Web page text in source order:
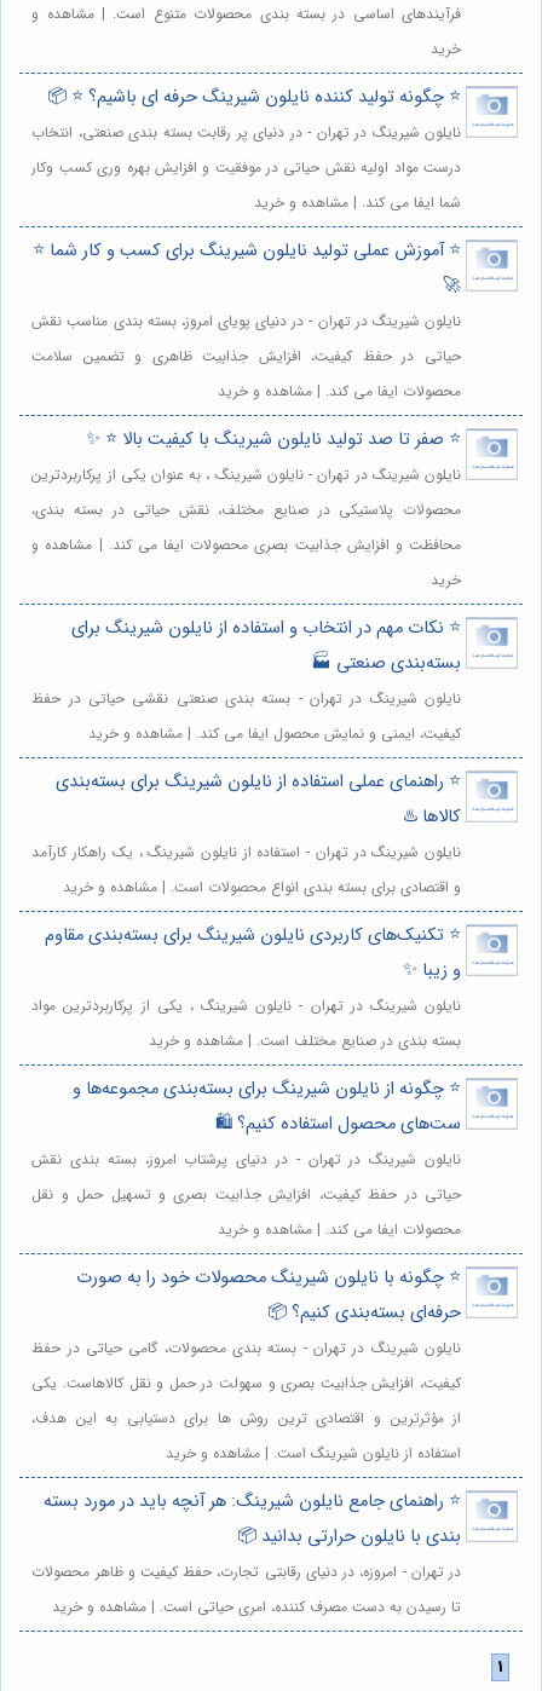
فرآیندهای اساسی در بسته بندی محصولات متنوع است. | مشاهده و
خرید
⭐️ چگونه تولید کننده نایلون شیرینگ حرفه ای باشیم؟ ⭐️ 📦
نایلون شیرینگ در تهران - در دنیای پر رقابت بسته بندی صنعتی، انتخاب
درست مواد اولیه نقش حیاتی در موفقیت و افزایش بهره وری کسب وکار
شما ایفا می کند. | مشاهده و خرید
⭐️ آموزش عملی تولید نایلون شیرینگ برای کسب و کار شما ⭐️
🚀
نایلون شیرینگ در تهران - در دنیای پویای امروز، بسته بندی مناسب نقش
حیاتی در حفظ کیفیت، افزایش جذابیت ظاهری و تضمین سلامت
محصولات ایفا می کند. | مشاهده و خرید
⭐️ صفر تا صد تولید نایلون شیرینگ با کیفیت بالا ⭐️ ✨
نایلون شیرینگ در تهران - نایلون شیرینگ ، به عنوان یکی از پرکاربردترین
محصولات پلاستیکی در صنایع مختلف، نقش حیاتی در بسته بندی،
محافظت و افزایش جذابیت بصری محصولات ایفا می کند. | مشاهده و
خرید
⭐️ نکات مهم در انتخاب و استفاده از نایلون شیرینگ برای
بسته‌بندی صنعتی 🏭
نایلون شیرینگ در تهران - بسته بندی صنعتی نقشی حیاتی در حفظ
کیفیت، ایمنی و نمایش محصول ایفا می کند. | مشاهده و خرید
⭐️ راهنمای عملی استفاده از نایلون شیرینگ برای بسته‌بندی
کالاها ♨️
نایلون شیرینگ در تهران - استفاده از نایلون شیرینگ ، یک راهکار کارآمد
و اقتصادی برای بسته بندی انواع محصولات است. | مشاهده و خرید
⭐️ تکنیک‌های کاربردی نایلون شیرینگ برای بسته‌بندی مقاوم
و زیبا ✨
نایلون شیرینگ در تهران - نایلون شیرینگ ، یکی از پرکاربردترین مواد
بسته بندی در صنایع مختلف است. | مشاهده و خرید
⭐️ چگونه از نایلون شیرینگ برای بسته‌بندی مجموعه‌ها و
ست‌های محصول استفاده کنیم؟ 🛍️
نایلون شیرینگ در تهران - در دنیای پرشتاب امروز، بسته بندی نقش
حیاتی در حفظ کیفیت، افزایش جذابیت بصری و تسهیل حمل و نقل
محصولات ایفا می کند. | مشاهده و خرید
⭐️ چگونه با نایلون شیرینگ محصولات خود را به صورت
حرفه‌ای بسته‌بندی کنیم؟ 📦
نایلون شیرینگ در تهران - بسته بندی محصولات، گامی حیاتی در حفظ
کیفیت، افزایش جذابیت بصری و سهولت در حمل و نقل کالاهاست. یکی
از مؤثرترین و اقتصادی ترین روش ها برای دستیابی به این هدف،
استفاده از نایلون شیرینگ است. | مشاهده و خرید
⭐️ راهنمای جامع نایلون شیرینگ: هر آنچه باید در مورد بسته
بندی با نایلون حرارتی بدانید 📦
در تهران - امروزه، در دنیای رقابتی تجارت، حفظ کیفیت و ظاهر محصولات
تا رسیدن به دست مصرف کننده، امری حیاتی است. | مشاهده و خرید